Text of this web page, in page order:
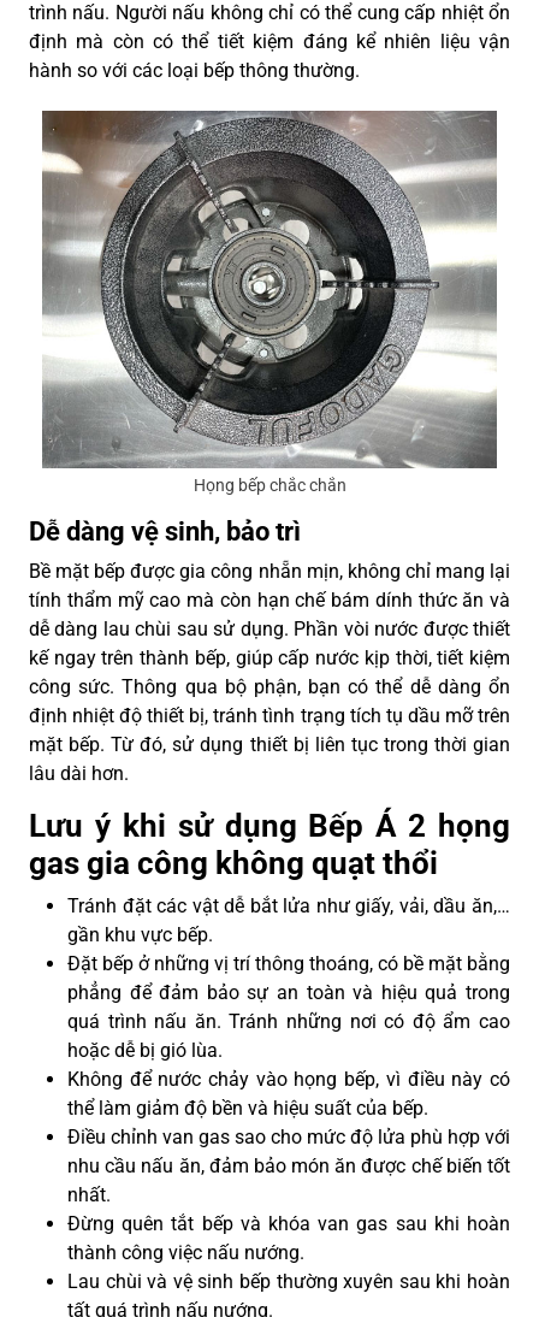
trình nấu. Người nấu không chỉ có thể cung cấp nhiệt ổn
định mà còn có thể tiết kiệm đáng kể nhiên liệu vận
hành so với các loại bếp thông thường.
Họng bếp chắc chắn
Dễ dàng vệ sinh, bảo trì
Bề mặt bếp được gia công nhẵn mịn, không chỉ mang lại
tính thẩm mỹ cao mà còn hạn chế bám dính thức ăn và
dễ dàng lau chùi sau sử dụng. Phần vòi nước được thiết
kế ngay trên thành bếp, giúp cấp nước kịp thời, tiết kiệm
công sức. Thông qua bộ phận, bạn có thể dễ dàng ổn
định nhiệt độ thiết bị, tránh tình trạng tích tụ dầu mỡ trên
mặt bếp. Từ đó, sử dụng thiết bị liên tục trong thời gian
lâu dài hơn.
Lưu ý khi sử dụng Bếp Á 2 họng
gas gia công không quạt thổi
Tránh đặt các vật dễ bắt lửa như giấy, vải, dầu ăn,…
gần khu vực bếp.
Đặt bếp ở những vị trí thông thoáng, có bề mặt bằng
phẳng để đảm bảo sự an toàn và hiệu quả trong
quá trình nấu ăn. Tránh những nơi có độ ẩm cao
hoặc dễ bị gió lùa.
Không để nước chảy vào họng bếp, vì điều này có
thể làm giảm độ bền và hiệu suất của bếp.
Điều chỉnh van gas sao cho mức độ lửa phù hợp với
nhu cầu nấu ăn, đảm bảo món ăn được chế biến tốt
nhất.
Đừng quên tắt bếp và khóa van gas sau khi hoàn
thành công việc nấu nướng.
Lau chùi và vệ sinh bếp thường xuyên sau khi hoàn
tất quá trình nấu nướng.